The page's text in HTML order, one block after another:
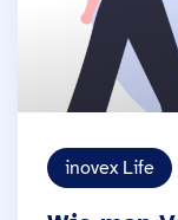
inovex Life